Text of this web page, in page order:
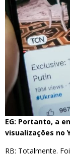
EG: Portanto, a
visualizações no
RB: Totalmente.